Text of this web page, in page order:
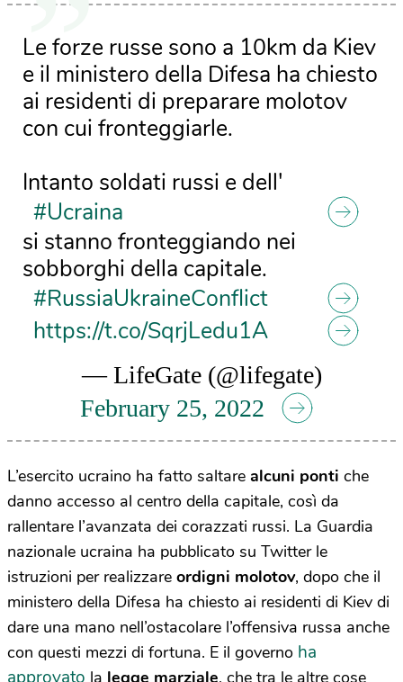
Le forze russe sono a 10km da Kiev
e il ministero della Difesa ha chiesto
ai residenti di preparare molotov
con cui fronteggiarle.
Intanto soldati russi e dell'
#Ucraina
si stanno fronteggiando nei
sobborghi della capitale.
#RussiaUkraineConflict
https://t.co/SqrjLedu1A
— LifeGate (@lifegate)
February 25, 2022
L’esercito ucraino ha fatto saltare alcuni ponti che
danno accesso al centro della capitale, così da
rallentare l’avanzata dei corazzati russi. La Guardia
nazionale ucraina ha pubblicato su Twitter le
istruzioni per realizzare ordigni molotov, dopo che il
ministero della Difesa ha chiesto ai residenti di Kiev di
dare una mano nell’ostacolare l’offensiva russa anche
con questi mezzi di fortuna. E il governo ha